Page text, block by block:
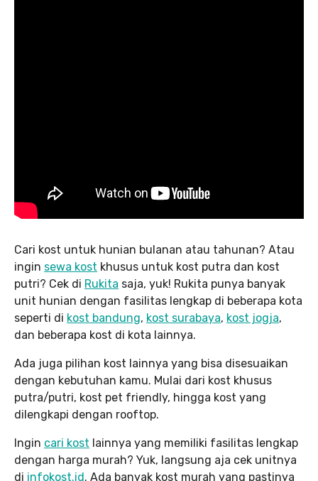
Cari kost untuk hunian bulanan atau tahunan? Atau
ingin sewa kost khusus untuk kost putra dan kost
putri? Cek di Rukita saja, yuk! Rukita punya banyak
unit hunian dengan fasilitas lengkap di beberapa kota
seperti di kost bandung, kost surabaya, kost jogja,
dan beberapa kost di kota lainnya.
Ada juga pilihan kost lainnya yang bisa disesuaikan
dengan kebutuhan kamu. Mulai dari kost khusus
putra/putri, kost pet friendly, hingga kost yang
dilengkapi dengan rooftop.
Ingin cari kost lainnya yang memiliki fasilitas lengkap
dengan harga murah? Yuk, langsung aja cek unitnya
di infokost.id . Ada banyak kost murah yang pastinya